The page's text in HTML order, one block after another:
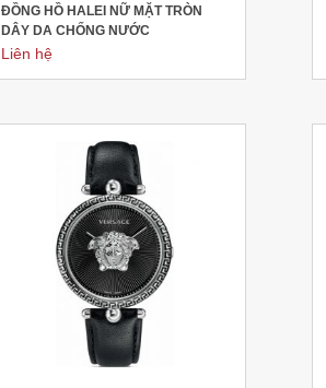
ĐỒNG HỒ HALEI NỮ MẶT TRÒN
DÂY DA CHỐNG NƯỚC
Liên hệ